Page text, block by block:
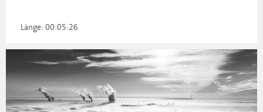
Länge: 00:05:26